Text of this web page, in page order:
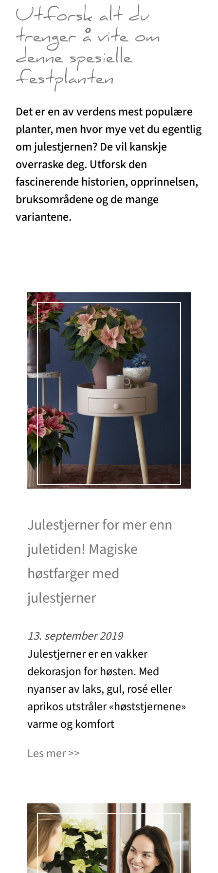
Utforsk alt du
trenger å vite om
denne spesielle
festplanten
Det er en av verdens mest populære
planter, men hvor mye vet du egentlig
om julestjernen? De vil kanskje
overraske deg. Utforsk den
fascinerende historien, opprinnelsen,
bruksområdene og de mange
variantene.
Julestjerner for mer enn
juletiden! Magiske
høstfarger med
julestjerner
13. september 2019
Julestjerner er en vakker
dekorasjon for høsten. Med
nyanser av laks, gul, rosé eller
aprikos utstråler «høststjernene»
varme og komfort
Les mer